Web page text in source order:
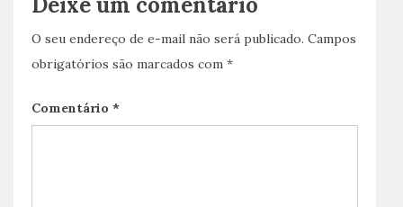
O seu endereço de e-mail não será publicado. Campos
obrigatórios são marcados com *
Comentário *